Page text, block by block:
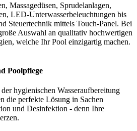
Massagedüsen, Sprudelanlagen,
LED-Unterwasserbeleuchtungen bis
Steuertechnik mittels Touch-Panel. Bei
Auswahl an qualitativ hochwertigen
welche Ihr Pool einzigartig machen.
Poolpflege
hygienischen Wasseraufbereitung
die perfekte Lösung in Sachen
und Desinfektion - denn Ihre